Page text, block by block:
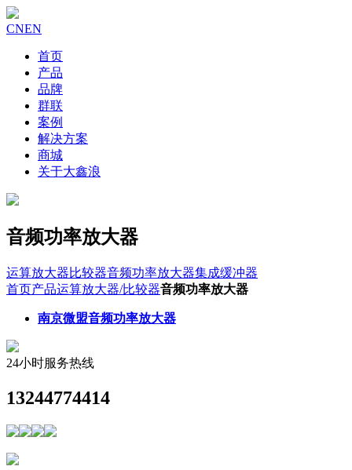
CNEN
首页
产品
品牌
群联
案例
解决方案
商城
关于大鑫浪
音频功率放大器
运算放大器比较器音频功率放大器集成缓冲器
首页产品运算放大器/比较器音频功率放大器
南京微盟音频功率放大器
24小时服务热线
13244774414